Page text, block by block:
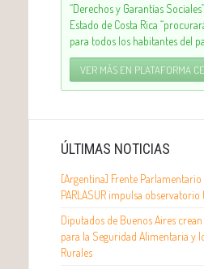
“Derechos y Garantías
Estado de Costa Rica
para todos los habitantes del
VER MÁS EN PLATAFORMA
ÚLTIMAS NOTICIAS
[Argentina] Frente
PARLASUR impulsa
Diputados de Buenos Aires
para la Seguridad Alimentaria y
Rurales